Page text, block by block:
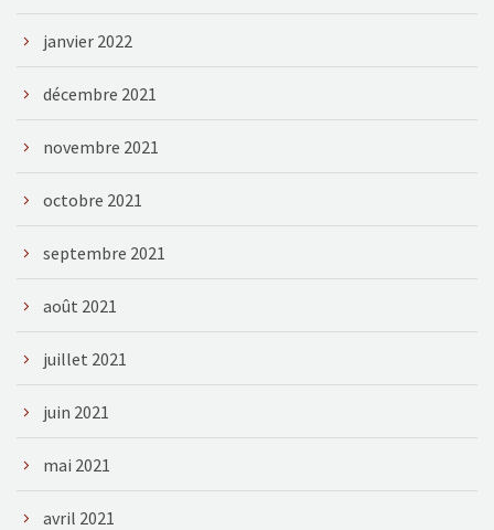
janvier 2022
décembre 2021
novembre 2021
octobre 2021
septembre 2021
août 2021
juillet 2021
juin 2021
mai 2021
avril 2021